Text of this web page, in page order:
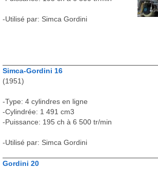
-Utilisé par: Simca Gordini
Simca-Gordini 16
(1951)
-Type: 4 cylindres en ligne
-Cylindrée: 1 491 cm3
-Puissance: 195 ch à 6 500 tr/min
-Utilisé par: Simca Gordini
Gordini 20